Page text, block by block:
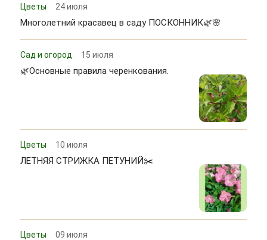
Цветы 24 июля
Многолетний красавец в саду ПОСКОННИК🌿🌸
Сад и огород 15 июля
🌿Основные правила черенкования.
Цветы 10 июля
ЛЕТНЯЯ СТРИЖКА ПЕТУНИЙ✂️
Цветы 09 июля